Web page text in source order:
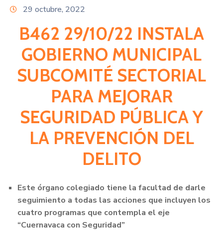
Citas29 octubre, 2022
B462 29/10/22 INSTALA
GOBIERNO MUNICIPAL
SUBCOMITÉ SECTORIAL
PARA MEJORAR
SEGURIDAD PÚBLICA Y
LA PREVENCIÓN DEL
DELITO
Este órgano colegiado tiene la facultad de darle
seguimiento a todas las acciones que incluyen los
cuatro programas que contempla el eje
“Cuernavaca con Seguridad”